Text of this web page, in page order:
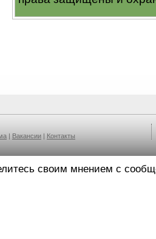
| Вакансии | Контакты
своим мнением с